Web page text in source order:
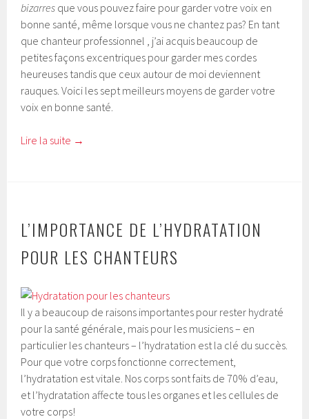
bizarres que vous pouvez faire pour garder votre voix en
bonne santé, même lorsque vous ne chantez pas? En tant
que chanteur professionnel , j’ai acquis beaucoup de
petites façons excentriques pour garder mes cordes
heureuses tandis que ceux autour de moi deviennent
rauques. Voici les sept meilleurs moyens de garder votre
voix en bonne santé.
Lire la suite →
L’IMPORTANCE DE L’HYDRATATION
POUR LES CHANTEURS
Il y a beaucoup de raisons importantes pour rester hydraté
pour la santé générale, mais pour les musiciens – en
particulier les chanteurs – l’hydratation est la clé du succès.
Pour que votre corps fonctionne correctement,
l’hydratation est vitale. Nos corps sont faits de 70% d’eau,
et l’hydratation affecte tous les organes et les cellules de
votre corps!